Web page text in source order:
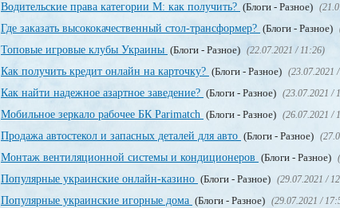
Водительские права категории М: как получить? (Блоги - Разное)
Где заказать высококачественный стол-трансформер? (Блоги - Разное)
Топовые игровые клубы Украины (Блоги - Разное) (22.07.2021 / 11:26)
Как получить кредит онлайн на карточку? (Блоги - Разное) (23.07.2021
Как найти надежное азартное заведение? (Блоги - Разное) (23.07.2021 /
Мобильное зеркало рабочее БК Parimatch (Блоги - Разное) (26.07.2021 /
Продажа автостекол и запасных деталей для авто (Блоги - Разное)
Монтаж вентиляционной системы и кондиционеров (Блоги - Разное)
Популярные украинские онлайн-казино (Блоги - Разное) (29.07.2021 /
Популярные украинские игорные дома (Блоги - Разное) (29.07.2021 /